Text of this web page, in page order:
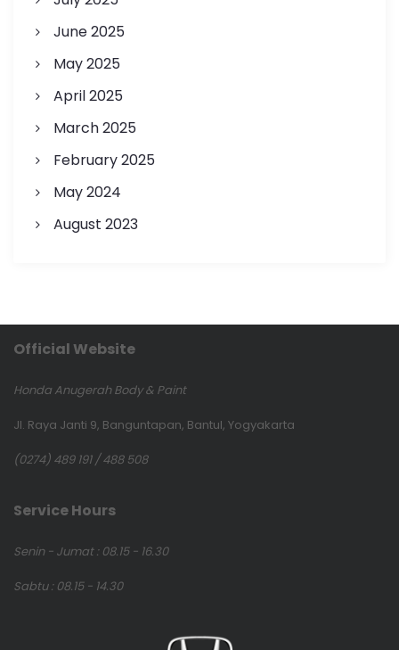
June 2025
May 2025
April 2025
March 2025
February 2025
May 2024
August 2023
Official Website
Honda Anugerah Body & Paint
Jl. Raya Janti 9, Banguntapan, Bantul, Yogyakarta
(0274) 489 191 / 488 508
Service Hours
Senin - Jumat : 08.15 - 16.30
Sabtu : 08.15 - 14.30